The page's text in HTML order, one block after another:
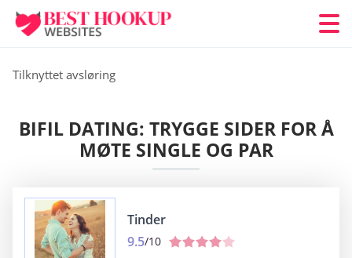
Tilknyttet avsløring
BIFIL DATING: TRYGGE SIDER FOR Å
MØTE SINGLE OG PAR
Tinder
9.5/10